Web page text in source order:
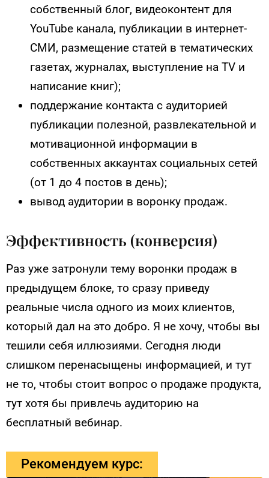
собственный блог, видеоконтент для
YouTube канала, публикации в интернет-
СМИ, размещение статей в тематических
газетах, журналах, выступление на TV и
написание книг);
поддержание контакта с аудиторией
публикации полезной, развлекательной и
мотивационной информации в
собственных аккаунтах социальных сетей
(от 1 до 4 постов в день);
вывод аудитории в воронку продаж.
Эффективность (конверсия)
Раз уже затронули тему воронки продаж в
предыдущем блоке, то сразу приведу
реальные числа одного из моих клиентов,
который дал на это добро. Я не хочу, чтобы вы
тешили себя иллюзиями. Сегодня люди
слишком перенасыщены информацией, и тут
не то, чтобы стоит вопрос о продаже продукта,
тут хотя бы привлечь аудиторию на
бесплатный вебинар.
Рекомендуем курс: